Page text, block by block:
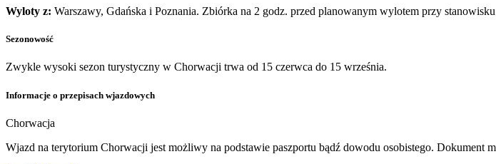
Wyloty z: Warszawy, Gdańska i Poznania. Zbiórka na 2 godz. przed planowanym wylotem przy
Sezonowość
Zwykle wysoki sezon turystyczny w Chorwacji trwa od 15 czerwca do 15 września.
Informacje o przepisach wjazdowych
Chorwacja
Wjazd na terytorium Chorwacji jest możliwy na podstawie paszportu bądź dowodu osobistego. Dokument